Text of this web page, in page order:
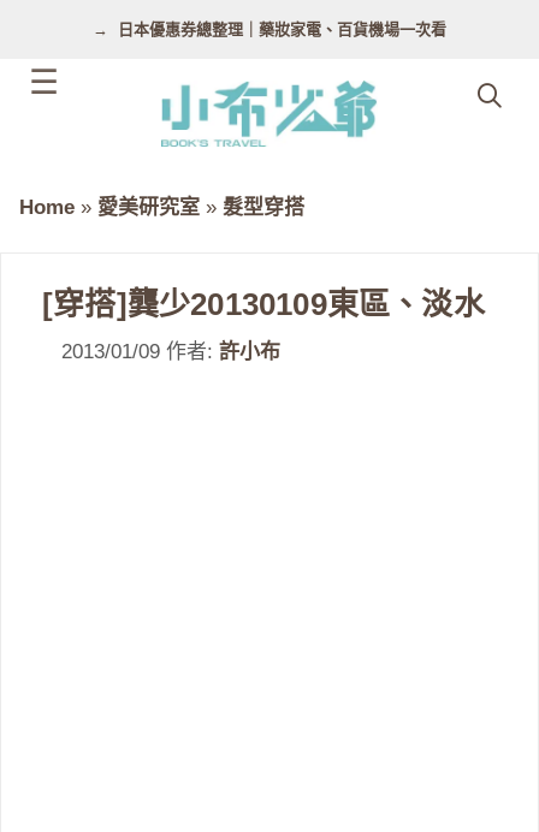
日本優惠券總整理｜藥妝家電、百貨機場一次看
Home » 愛美研究室 » 髮型穿搭
[穿搭]龔少20130109東區、淡水
2013/01/09 作者: 許小布